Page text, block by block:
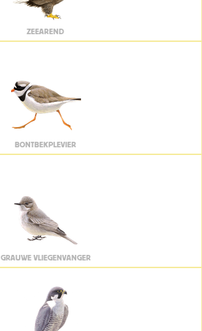
ZEEAREND
BONTBEKPLEVIER
GRAUWE VLIEGENVANGER